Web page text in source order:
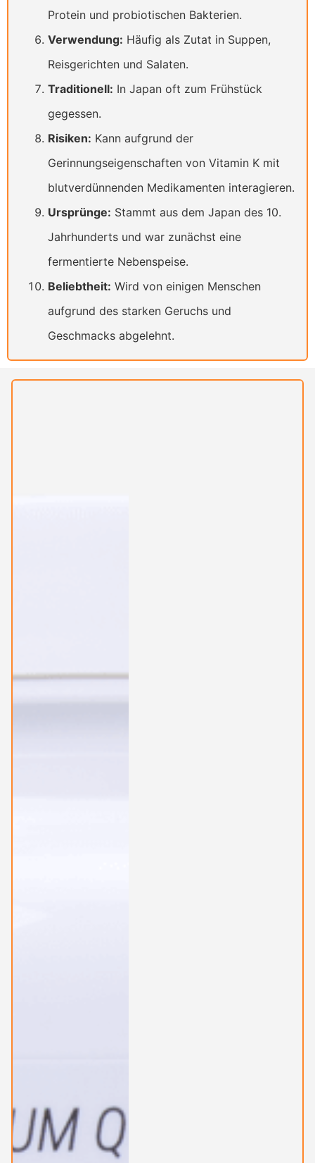
Protein und probiotischen Bakterien.
Verwendung: Häufig als Zutat in Suppen,
Reisgerichten und Salaten.
Traditionell: In Japan oft zum Frühstück
gegessen.
Risiken: Kann aufgrund der
Gerinnungseigenschaften von Vitamin K mit
blutverdünnenden Medikamenten interagieren.
Ursprünge: Stammt aus dem Japan des 10.
Jahrhunderts und war zunächst eine
fermentierte Nebenspeise.
Beliebtheit: Wird von einigen Menschen
aufgrund des starken Geruchs und
Geschmacks abgelehnt.